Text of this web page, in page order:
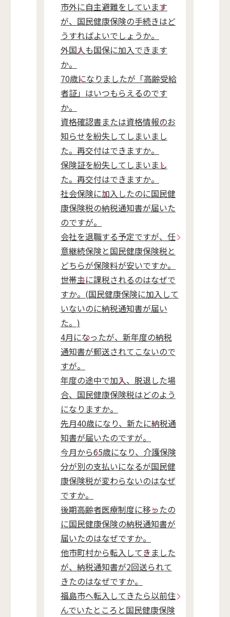
市外に自主避難をしています
が、国民健康保険の手続きはど
うすればよいでしょうか。
外国人も国保に加入できます
か。
70歳になりましたが「高齢受給
者証」はいつもらえるのです
か。
資格確認書または資格情報のお
知らせを紛失してしまいまし
た。再交付はできますか。
保険証を紛失してしまいまし
た。再交付はできますか。
社会保険に加入したのに国民健
康保険税の納税通知書が届いた
のですが。
会社を退職する予定ですが、任
意継続保険と国民健康保険税と
どちらが保険料が安いですか。
世帯主に課税されるのはなぜで
すか。(国民健康保険に加入して
いないのに納税通知書が届い
た。)
4月になったが、新年度の納税
通知書が郵送されてこないので
すが。
年度の途中で加入、脱退した場
合、国民健康保険税はどのよう
になりますか。
先月40歳になり、新たに納税通
知書が届いたのですが。
今月から65歳になり、介護保険
分が別の支払いになるが国民健
康保険税が変わらないのはなぜ
ですか。
後期高齢者医療制度に移ったの
に国民健康保険の納税通知書が
届いたのはなぜですか。
他市町村から転入してきました
が、納税通知書が2回送られて
きたのはなぜですか。
福島市へ転入してきたら以前住
んでいたところと国民健康保険